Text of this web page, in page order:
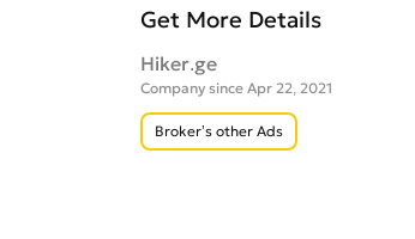
Get More Details
Hiker.ge
Company since Apr 22, 2021
Broker’s other Ads